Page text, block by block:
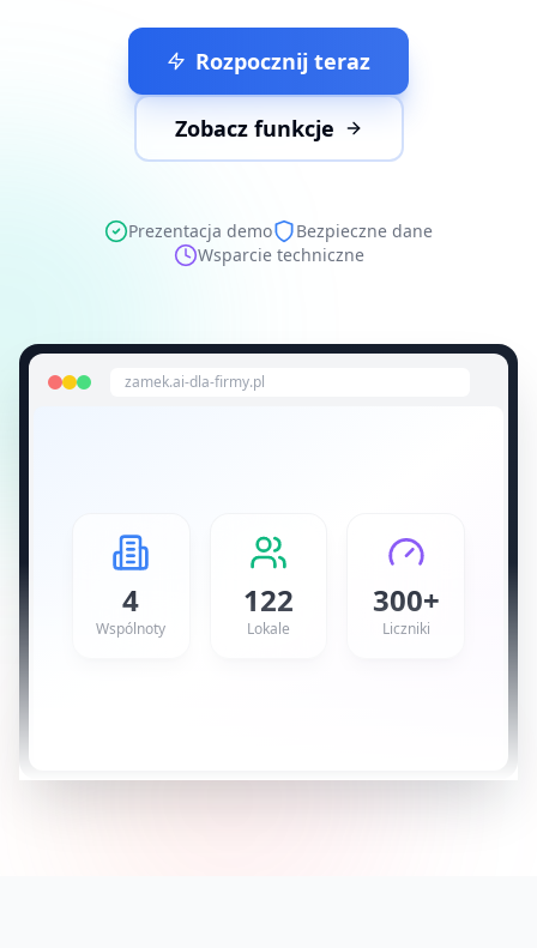
Rozpocznij teraz
Zobacz funkcje
Prezentacja demo
Bezpieczne dane
Wsparcie techniczne
zamek.ai-dla-firmy.pl
4
Wspólnoty
122
Lokale
300+
Liczniki